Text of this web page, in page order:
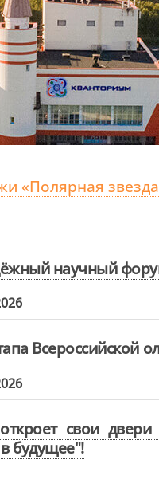
«Полярная
научный
Всероссийской
свои
будущее"!